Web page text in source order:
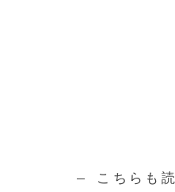
こちらも